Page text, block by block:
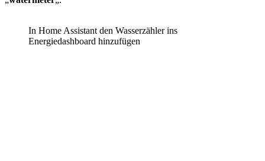
In Home Assistant den Wasserzähler ins
Energiedashboard hinzufügen